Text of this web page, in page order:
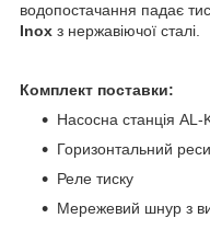
водопостачання падає
Inox з нержавіючої сталі.
Комплект поставки:
Насосна станція
Горизонтальний
Реле тиску
Мережевий шнур з